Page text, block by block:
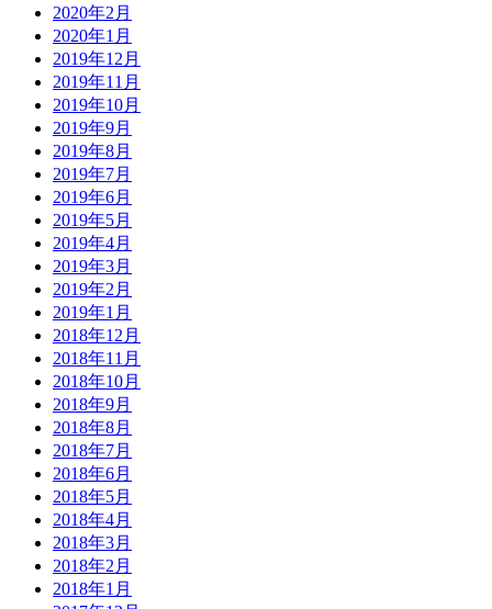
2020年2月
2020年1月
2019年12月
2019年11月
2019年10月
2019年9月
2019年8月
2019年7月
2019年6月
2019年5月
2019年4月
2019年3月
2019年2月
2019年1月
2018年12月
2018年11月
2018年10月
2018年9月
2018年8月
2018年7月
2018年6月
2018年5月
2018年4月
2018年3月
2018年2月
2018年1月